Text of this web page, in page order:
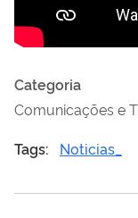
Categoria
Comunicações e
Tags:
Noticias_